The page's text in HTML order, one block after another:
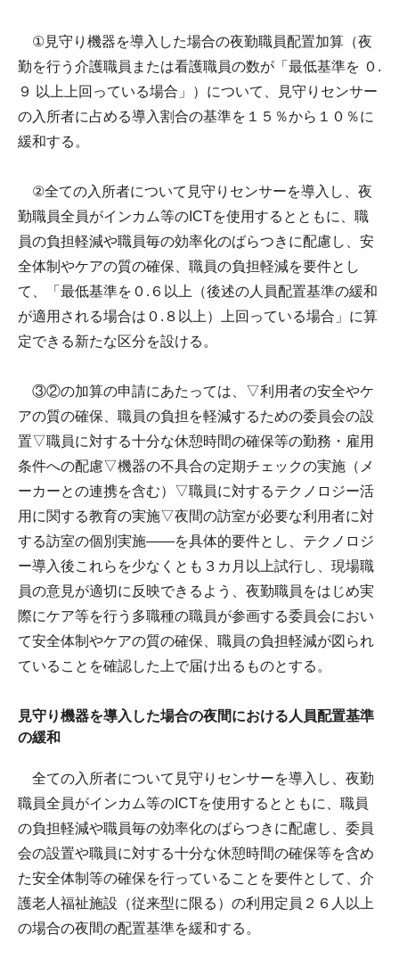
①見守り機器を導入した場合の夜勤職員配置加算（夜
勤を行う介護職員または看護職員の数が「最低基準を ０.
９ 以上上回っている場合」）について、見守りセンサー
の入所者に占める導入割合の基準を１５％から１０％に
緩和する。
②全ての入所者について見守りセンサーを導入し、夜
勤職員全員がインカム等のICTを使用するとともに、職
員の負担軽減や職員毎の効率化のばらつきに配慮し、安
全体制やケアの質の確保、職員の負担軽減を要件とし
て、「最低基準を０.６以上（後述の人員配置基準の緩和
が適用される場合は０.８以上）上回っている場合」に算
定できる新たな区分を設ける。
③②の加算の申請にあたっては、▽利用者の安全やケ
アの質の確保、職員の負担を軽減するための委員会の設
置▽職員に対する十分な休憩時間の確保等の勤務・雇用
条件への配慮▽機器の不具合の定期チェックの実施（メ
ーカーとの連携を含む）▽職員に対するテクノロジー活
用に関する教育の実施▽夜間の訪室が必要な利用者に対
する訪室の個別実施――を具体的要件とし、テクノロジ
ー導入後これらを少なくとも３カ月以上試行し、現場職
員の意見が適切に反映できるよう、夜勤職員をはじめ実
際にケア等を行う多職種の職員が参画する委員会におい
て安全体制やケアの質の確保、職員の負担軽減が図られ
ていることを確認した上で届け出るものとする。
見守り機器を導入した場合の夜間における人員配置基準
の緩和
全ての入所者について見守りセンサーを導入し、夜勤
職員全員がインカム等のICTを使用するとともに、職員
の負担軽減や職員毎の効率化のばらつきに配慮し、委員
会の設置や職員に対する十分な休憩時間の確保等を含め
た安全体制等の確保を行っていることを要件として、介
護老人福祉施設（従来型に限る）の利用定員２６人以上
の場合の夜間の配置基準を緩和する。